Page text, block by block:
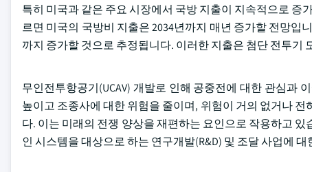
특히 미국과 같은 주요 시장에서 국방 지출이 지속적으로 증
르면 미국의 국방비 지출은 2034년까지 매년 증가할 전망입
까지 증가할 것으로 추정됩니다. 이러한 지출은 첨단 전투기
무인전투항공기(UCAV) 개발로 인해 공중전에 대한 관심과
높이고 조종사에 대한 위험을 줄이며, 위험이 거의 없거나
다. 이는 미래의 전쟁 양상을 재편하는 요인으로 작용하고
인 시스템을 대상으로 하는 연구개발(R&D) 및 조달 사업에